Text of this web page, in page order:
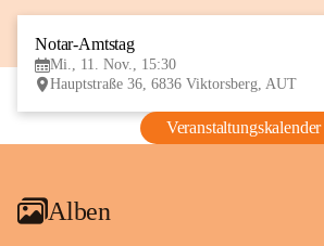
Notar-Amtstag
Mi., 11. Nov., 15:30
Hauptstraße 36, 6836 Viktorsberg, AUT
Veranstaltungskalender
Alben